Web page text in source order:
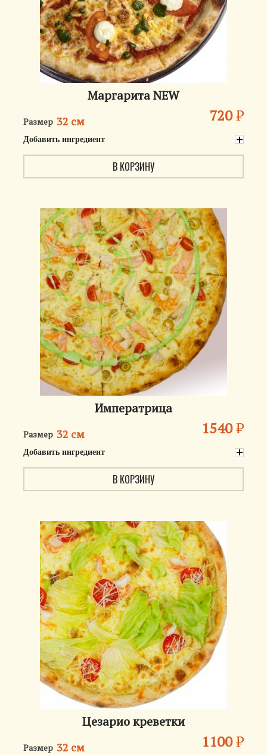
Маргарита NEW
Размер 32 см 720₽
Добавить ингредиент
В КОРЗИНУ
Императрица
Размер 32 см 1540₽
Добавить ингредиент
В КОРЗИНУ
Цезарио креветки
Размер 32 см 1100₽